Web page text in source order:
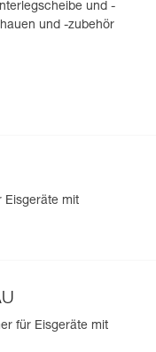
und -
und -zubehör
Eisgeräte mit
für Eisgeräte mit